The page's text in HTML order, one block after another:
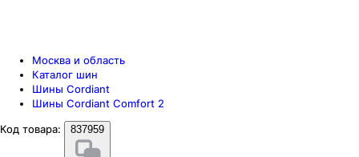
Москва и область
Каталог шин
Шины Cordiant
Шины Cordiant Comfort 2
Код товара:
837959